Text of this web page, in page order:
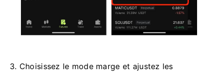
3. Choisissez le mode marge et ajustez les